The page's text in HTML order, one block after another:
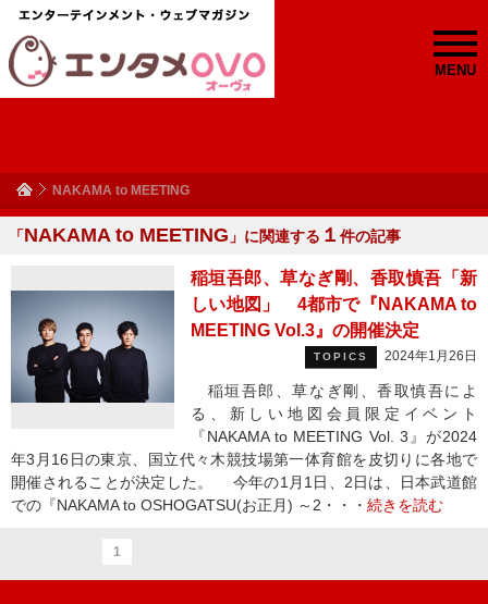
MENU
NAKAMA to MEETING
「NAKAMA to MEETING 」に関連する １ 件の記事
稲垣吾郎、草なぎ剛、香取慎吾「新
しい地図」 4都市で『NAKAMA to
MEETING Vol.3』の開催決定
TOPICS 2024年1月26日
稲垣吾郎、草なぎ剛、香取慎吾によ
る、新しい地図会員限定イベント
『NAKAMA to MEETING Vol. 3』が2024
年3月16日の東京、国立代々木競技場第一体育館を皮切りに各地で
開催されることが決定した。 今年の1月1日、2日は、日本武道館
での『NAKAMA to OSHOGATSU(お正月) ～2・・・ 続きを読む
1